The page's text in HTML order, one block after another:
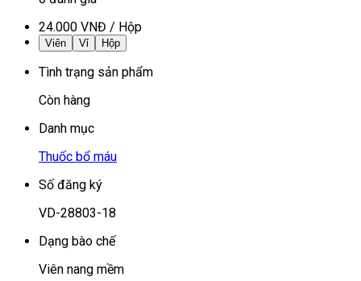
24.000 VNĐ / Hộp
Viên Vỉ Hộp
Tình trạng sản phẩm
Còn hàng
Danh mục
Thuốc bổ máu
Số đăng ký
VD-28803-18
Dạng bào chế
Viên nang mềm